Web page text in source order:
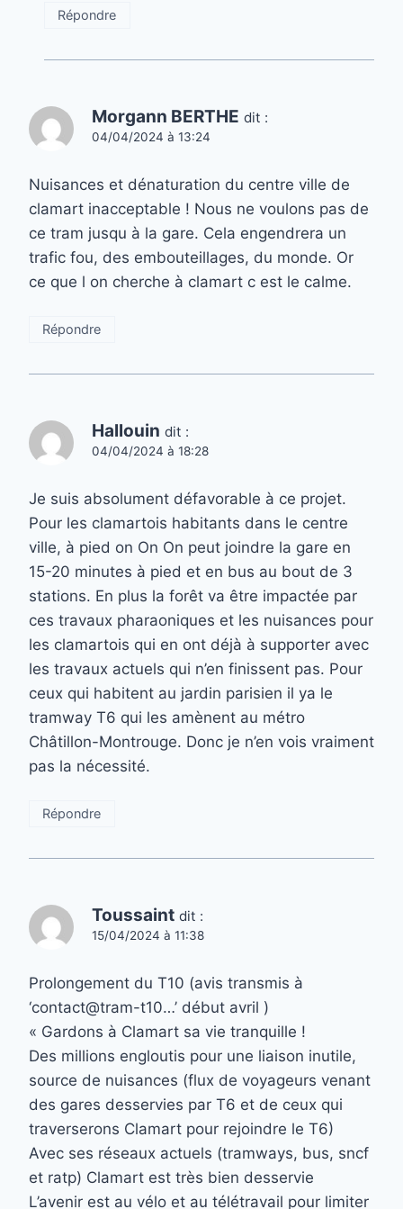
Répondre
Morgann BERTHE dit :
04/04/2024 à 13:24
Nuisances et dénaturation du centre ville de
clamart inacceptable ! Nous ne voulons pas de
ce tram jusqu à la gare. Cela engendrera un
trafic fou, des embouteillages, du monde. Or
ce que l on cherche à clamart c est le calme.
Répondre
Hallouin dit :
04/04/2024 à 18:28
Je suis absolument défavorable à ce projet.
Pour les clamartois habitants dans le centre
ville, à pied on On On peut joindre la gare en
15-20 minutes à pied et en bus au bout de 3
stations. En plus la forêt va être impactée par
ces travaux pharaoniques et les nuisances pour
les clamartois qui en ont déjà à supporter avec
les travaux actuels qui n’en finissent pas. Pour
ceux qui habitent au jardin parisien il ya le
tramway T6 qui les amènent au métro
Châtillon-Montrouge. Donc je n’en vois vraiment
pas la nécessité.
Répondre
Toussaint dit :
15/04/2024 à 11:38
Prolongement du T10 (avis transmis à
‘contact@tram-t10…’ début avril )
« Gardons à Clamart sa vie tranquille !
Des millions engloutis pour une liaison inutile,
source de nuisances (flux de voyageurs venant
des gares desservies par T6 et de ceux qui
traverserons Clamart pour rejoindre le T6)
Avec ses réseaux actuels (tramways, bus, sncf
et ratp) Clamart est très bien desservie
L’avenir est au vélo et au télétravail pour limiter